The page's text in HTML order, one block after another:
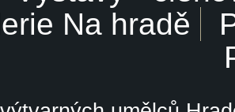
Na hradě